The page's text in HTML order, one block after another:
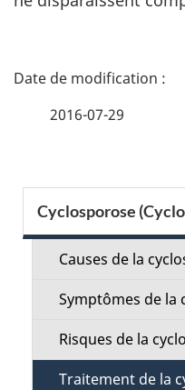
D
a
2016-07-29
e
Cyclosporose
Causes de la
Symptômes de la
Risques de la
Traitement de la